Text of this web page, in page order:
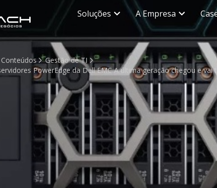
Soluções A Empresa
Gestão de TI
PowerEdge da Dell EMC A última geração chegou e